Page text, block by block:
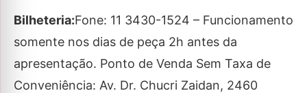
Bilheteria:Fone: 11 3430-1524 – Funcionamento
somente nos dias de peça 2h antes da
apresentação. Ponto de Venda Sem Taxa de
Conveniência: Av. Dr. Chucri Zaidan, 2460